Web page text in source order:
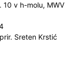
10 v h-molu, MWV
Sreten Krstić